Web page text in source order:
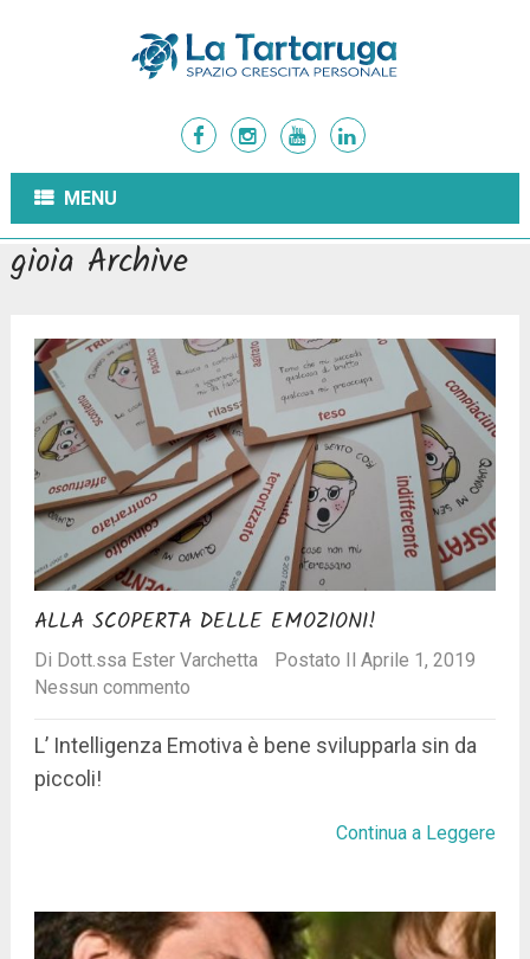
MENU
gioia Archive
ALLA SCOPERTA DELLE EMOZIONI!
Di Dott.ssa Ester Varchetta
Postato Il Aprile 1, 2019
Nessun commento
L’ Intelligenza Emotiva è bene svilupparla sin da
piccoli!
Continua a Leggere